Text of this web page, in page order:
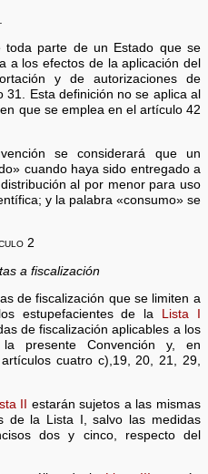
toda parte de un Estado que se
a los efectos de la aplicación del
y de autorizaciones de
Esta definición no se aplica al
que se emplea en el artículo 42
se considerará que un
cuando haya sido entregado a
al por menor para uso
y la palabra «consumo» se
2
a fiscalización
de fiscalización que se limiten a
estupefacientes de la
Lista I
de fiscalización aplicables a los
presente Convención y, en
cuatro c),19, 20, 21, 29,
II
estarán sujetos a las mismas
de la Lista I, salvo las medidas
dos y cinco, respecto del